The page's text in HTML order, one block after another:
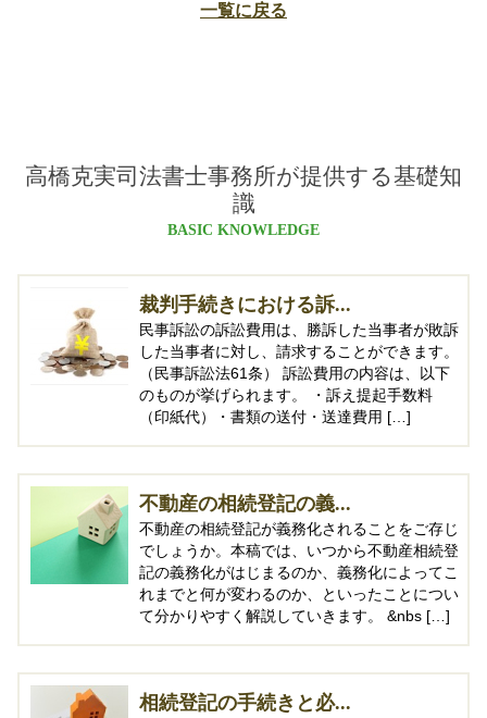
一覧に戻る
高橋克実司法書士事務所が提供する基礎知
識
BASIC KNOWLEDGE
裁判手続きにおける訴...
民事訴訟の訴訟費用は、勝訴した当事者が敗訴
した当事者に対し、請求することができます。
（民事訴訟法61条） 訴訟費用の内容は、以下
のものが挙げられます。 ・訴え提起手数料
（印紙代）・書類の送付・送達費用 […]
不動産の相続登記の義...
不動産の相続登記が義務化されることをご存じ
でしょうか。本稿では、いつから不動産相続登
記の義務化がはじまるのか、義務化によってこ
れまでと何が変わるのか、といったことについ
て分かりやすく解説していきます。 &nbs […]
相続登記の手続きと必...